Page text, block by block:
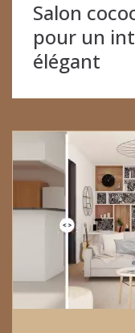
Salon
pour un
élégant